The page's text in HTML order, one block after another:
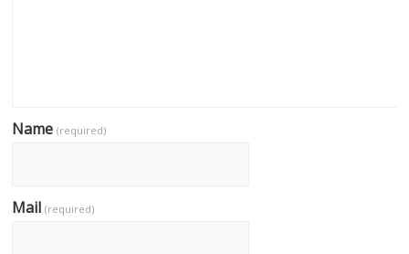
Name(required)
Mail(required)